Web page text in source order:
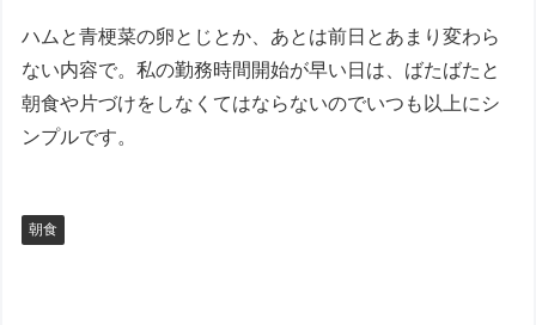
ハムと青梗菜の卵とじとか、あとは前日とあまり変わら
ない内容で。私の勤務時間開始が早い日は、ばたばたと
朝食や片づけをしなくてはならないのでいつも以上にシ
ンプルです。
朝食